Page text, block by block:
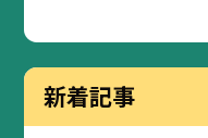
新着記事